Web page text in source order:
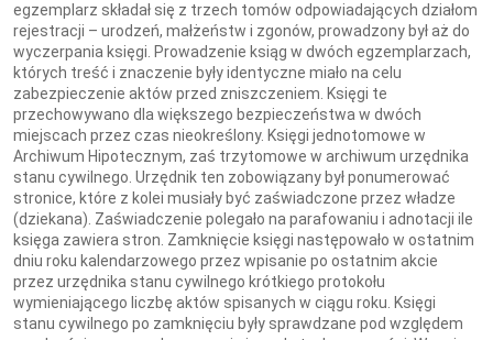
egzemplarz składał się z trzech tomów odpowiadających działom
rejestracji – urodzeń, małżeństw i zgonów, prowadzony był aż do
wyczerpania księgi. Prowadzenie ksiąg w dwóch egzemplarzach,
których treść i znaczenie były identyczne miało na celu
zabezpieczenie aktów przed zniszczeniem. Księgi te
przechowywano dla większego bezpieczeństwa w dwóch
miejscach przez czas nieokreślony. Księgi jednotomowe w
Archiwum Hipotecznym, zaś trzytomowe w archiwum urzędnika
stanu cywilnego. Urzędnik ten zobowiązany był ponumerować
stronice, które z kolei musiały być zaświadczone przez władze
(dziekana). Zaświadczenie polegało na parafowaniu i adnotacji ile
księga zawiera stron. Zamknięcie księgi następowało w ostatnim
dniu roku kalendarzowego przez wpisanie po ostatnim akcie
przez urzędnika stanu cywilnego krótkiego protokołu
wymieniającego liczbę aktów spisanych w ciągu roku. Księgi
stanu cywilnego po zamknięciu były sprawdzane pod względem